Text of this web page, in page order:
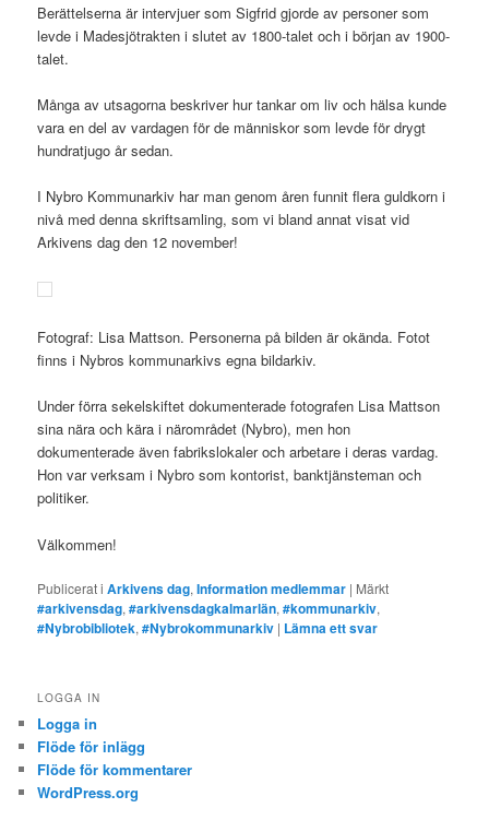
Berättelserna är intervjuer som Sigfrid gjorde av personer som
levde i Madesjötrakten i slutet av 1800-talet och i början av 1900-
talet.
Många av utsagorna beskriver hur tankar om liv och hälsa kunde
vara en del av vardagen för de människor som levde för drygt
hundratjugo år sedan.
I Nybro Kommunarkiv har man genom åren funnit flera guldkorn i
nivå med denna skriftsamling, som vi bland annat visat vid
Arkivens dag den 12 november!
Fotograf: Lisa Mattson. Personerna på bilden är okända. Fotot
finns i Nybros kommunarkivs egna bildarkiv.
Under förra sekelskiftet dokumenterade fotografen Lisa Mattson
sina nära och kära i närområdet (Nybro), men hon
dokumenterade även fabrikslokaler och arbetare i deras vardag.
Hon var verksam i Nybro som kontorist, banktjänsteman och
politiker.
Välkommen!
Publicerat i Arkivens dag,Information medlemmar | Märkt
#arkivensdag,#arkivensdagkalmarlän,#kommunarkiv,
#Nybrobibliotek,#Nybrokommunarkiv | Lämna ett svar
LOGGA IN
Logga in
Flöde för inlägg
Flöde för kommentarer
WordPress.org